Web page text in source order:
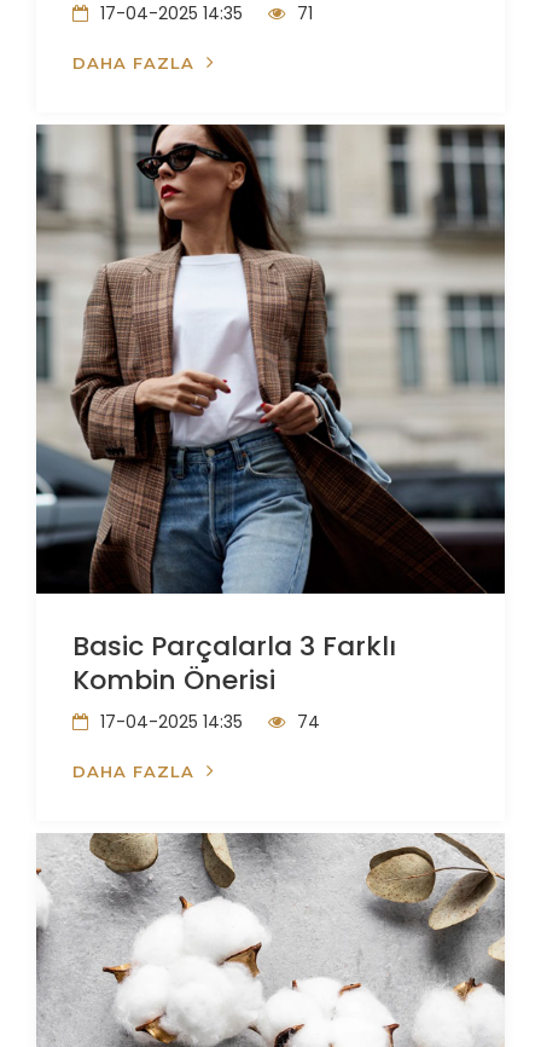
17-04-2025 14:35 71
DAHA FAZLA
Basic Parçalarla 3 Farklı
Kombin Önerisi
17-04-2025 14:35 74
DAHA FAZLA